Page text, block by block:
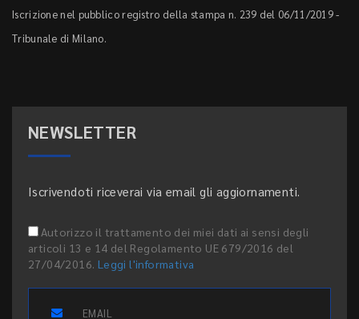
Iscrizione nel pubblico registro della stampa n. 239 del 06/11/2019 -
Tribunale di Milano.
NEWSLETTER
Iscrivendoti riceverai via email gli aggiornamenti.
Autorizzo il trattamento dei miei dati ai sensi degli
articoli 13 e 14 del Regolamento UE 679/2016 del
27/04/2016. Leggi l'informativa